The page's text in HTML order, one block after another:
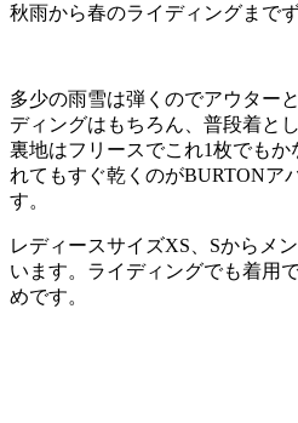
秋雨から春のライディングまで
多少の雨雪は弾くのでアウター
ディングはもちろん、普段着と
裏地はフリースでこれ1枚でも
れてもすぐ乾くのがBURTONア
す。
レディースサイズXS、Sからメ
います。ライディングでも着用
めです。